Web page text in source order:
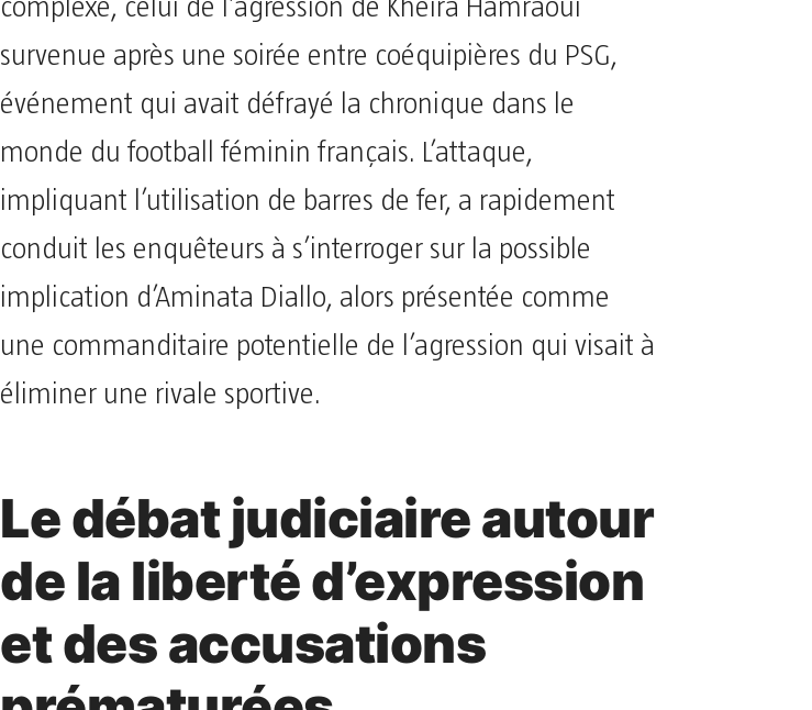
complexe, celui de l’agression de Kheira Hamraoui
survenue après une soirée entre coéquipières du PSG,
événement qui avait défrayé la chronique dans le
monde du football féminin français. L’attaque,
impliquant l’utilisation de barres de fer, a rapidement
conduit les enquêteurs à s’interroger sur la possible
implication d’Aminata Diallo, alors présentée comme
une commanditaire potentielle de l’agression qui visait à
éliminer une rivale sportive.
Le débat judiciaire autour
de la liberté d’expression
et des accusations